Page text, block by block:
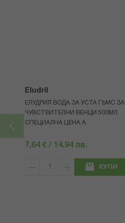
Eludril
ЕЛУДРИЛ ВОДА ЗА УСТА ГЪМС ЗА
ЧУВСТВИТЕЛНИ ВЕНЦИ 500МЛ
СПЕЦИАЛНА ЦЕНА A
7,64 € / 14.94 лв.
КУПИ